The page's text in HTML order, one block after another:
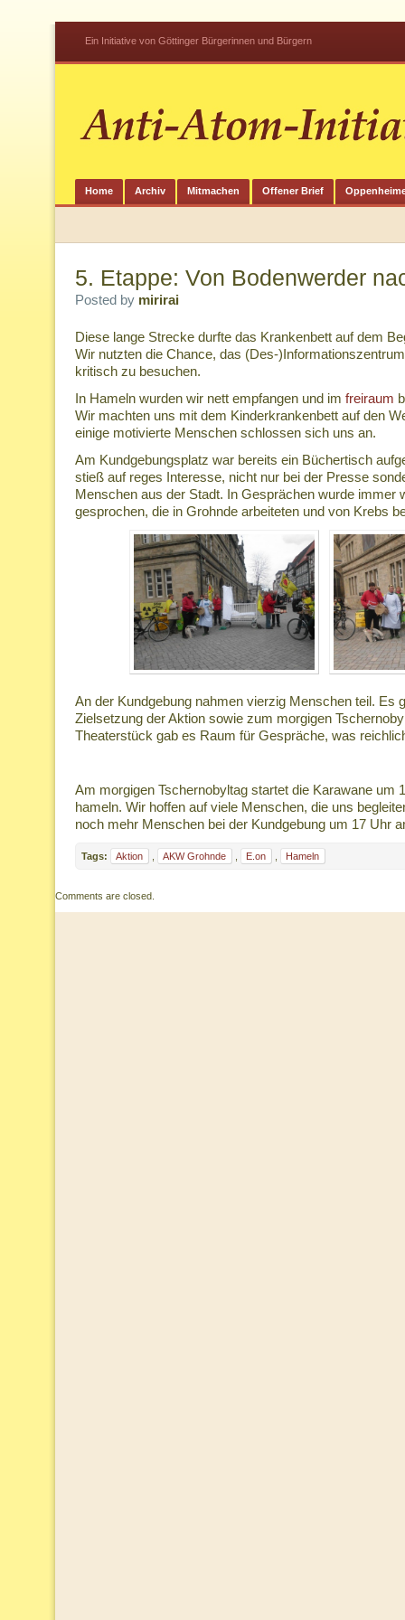
Ein Initiative von Göttinger Bürgerinnen und Bürgern
Home Archiv Mitmachen Offener Brief
5. Etappe: Von Bodenwerder
Posted by mirirai
Diese lange Strecke durfte das Krankenbett auf dem
Wir nutzten die Chance, das (Des-
kritisch zu besuchen.
In Hameln wurden wir nett empfangen und im freiraum
Wir machten uns mit dem Kinderkrankenbett auf den
einige motivierte Menschen schlossen sich uns an.
Am Kundgebungsplatz war bereits ein Büchertisch
stieß auf reges Interesse, nicht nur bei der Presse
Menschen aus der Stadt. In Gesprächen wurde immer
gesprochen, die in Grohnde arbeiteten und von Krebs
An der Kundgebung nahmen vierzig Menschen teil. Es
Zielsetzung der Aktion sowie zum morgigen
Theaterstück gab es Raum für Gespräche, was
Am morgigen Tschernobyltag startet die Karawane um
hameln. Wir hoffen auf viele Menschen, die uns
noch mehr Menschen bei der Kundgebung um 17 Uhr
Tags: Aktion AKW Grohnde E.on Hameln
Comments are closed.